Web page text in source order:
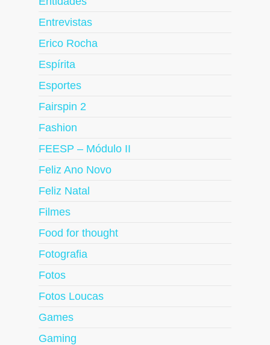
Entrevistas
Erico Rocha
Espírita
Esportes
Fairspin 2
Fashion
FEESP – Módulo II
Feliz Ano Novo
Feliz Natal
Filmes
Food for thought
Fotografia
Fotos
Fotos Loucas
Games
Gaming